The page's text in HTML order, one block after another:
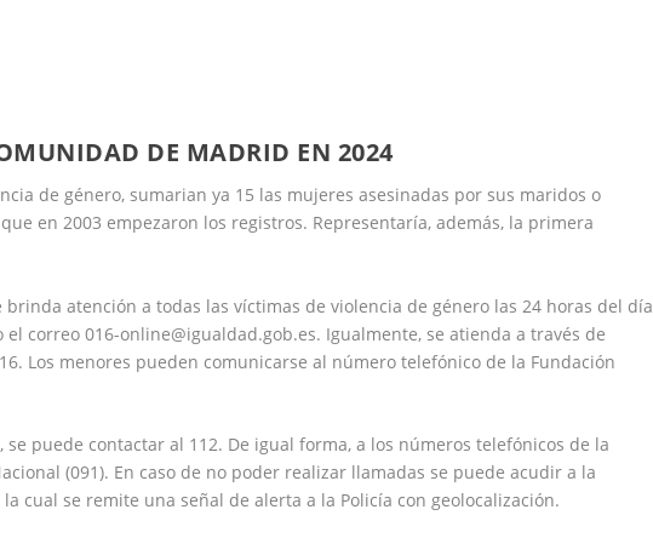
DE MADRID EN 2024
de género, sumarian ya 15 las mujeres asesinadas por sus maridos o
en 2003 empezaron los registros. Representaría, además, la primera
atención a todas las víctimas de violencia de género las 24 horas del día
correo 016-online@igualdad.gob.es. Igualmente, se atienda a través de
Los menores pueden comunicarse al número telefónico de la Fundación
puede contactar al 112. De igual forma, a los números telefónicos de la
(091). En caso de no poder realizar llamadas se puede acudir a la
la cual se remite una señal de alerta a la Policía con geolocalización.